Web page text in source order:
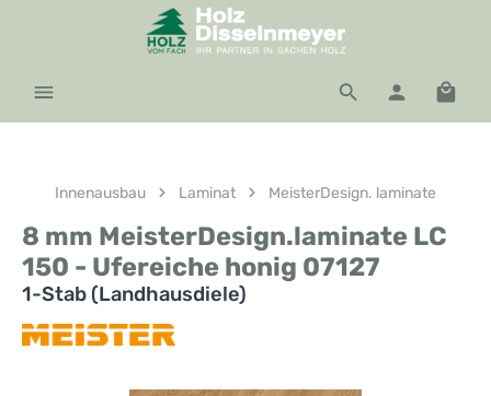
Zum Hauptinhalt springen
Innenausbau Laminat MeisterDesign. laminate
8 mm MeisterDesign.laminate LC
150 - Ufereiche honig 07127
1-Stab (Landhausdiele)